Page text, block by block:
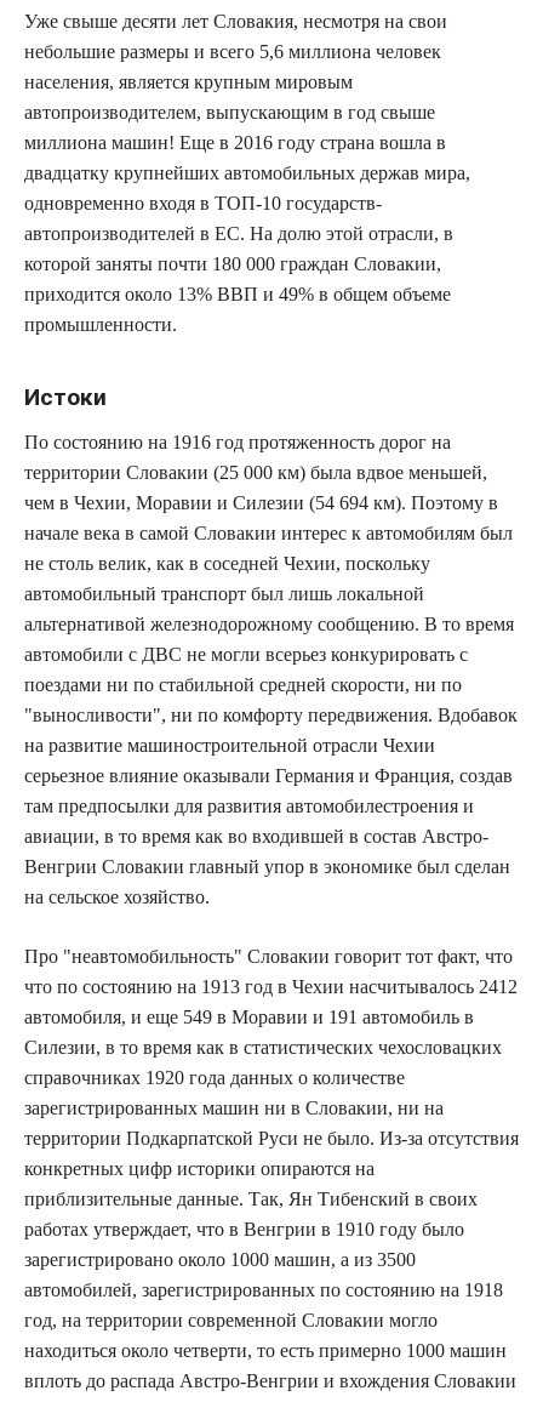
Уже свыше десяти лет Словакия, несмотря на свои
небольшие размеры и всего 5,6 миллиона человек
населения, является крупным мировым
автопроизводителем, выпускающим в год свыше
миллиона машин! Еще в 2016 году страна вошла в
двадцатку крупнейших автомобильных держав мира,
одновременно входя в ТОП-10 государств-
автопроизводителей в ЕС. На долю этой отрасли, в
которой заняты почти 180 000 граждан Словакии,
приходится около 13% ВВП и 49% в общем объеме
промышленности.
Истоки
По состоянию на 1916 год протяженность дорог на
территории Словакии (25 000 км) была вдвое меньшей,
чем в Чехии, Моравии и Силезии (54 694 км). Поэтому в
начале века в самой Словакии интерес к автомобилям был
не столь велик, как в соседней Чехии, поскольку
автомобильный транспорт был лишь локальной
альтернативой железнодорожному сообщению. В то время
автомобили с ДВС не могли всерьез конкурировать с
поездами ни по стабильной средней скорости, ни по
"выносливости", ни по комфорту передвижения. Вдобавок
на развитие машиностроительной отрасли Чехии
серьезное влияние оказывали Германия и Франция, создав
там предпосылки для развития автомобилестроения и
авиации, в то время как во входившей в состав Австро-
Венгрии Словакии главный упор в экономике был сделан
на сельское хозяйство.
Про "неавтомобильность" Словакии говорит тот факт, что
что по состоянию на 1913 год в Чехии насчитывалось 2412
автомобиля, и еще 549 ​​в Моравии и 191 автомобиль в
Силезии, в то время как в статистических чехословацких
справочниках 1920 года данных о количестве
зарегистрированных машин ни в Словакии, ни на
территории Подкарпатской Руси не было. Из-за отсутствия
конкретных цифр историки опираются на
приблизительные данные. Так, Ян Тибенский в своих
работах утверждает, что в Венгрии в 1910 году было
зарегистрировано около 1000 машин, а из 3500
автомобилей, зарегистрированных по состоянию на 1918
год, на территории современной Словакии могло
находиться около четверти, то есть примерно 1000 машин
вплоть до распада Австро-Венгрии и вхождения Словакии